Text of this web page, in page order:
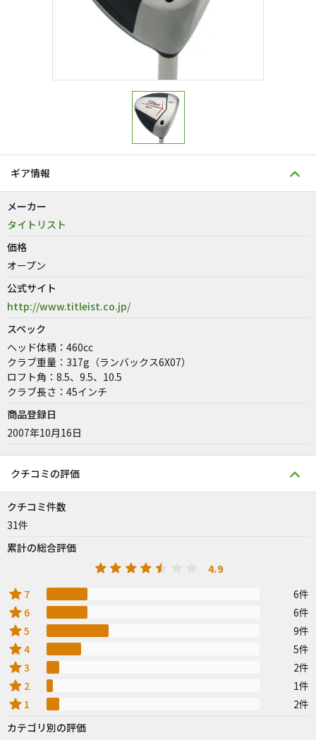
ギア情報
メーカー
タイトリスト
価格
オープン
公式サイト
http://www.titleist.co.jp/
スペック
ヘッド体積：460cc
クラブ重量：317g（ランバックス6X07）
ロフト角：8.5、9.5、10.5
クラブ長さ：45インチ
商品登録日
2007年10月16日
クチコミの評価
クチコミ件数
31件
累計の総合評価
4.9
star 7 6件
star 6 6件
star5 9件
star4 5件
star3 2件
star 2 1件
star 1
2件
カテゴリ別の評価